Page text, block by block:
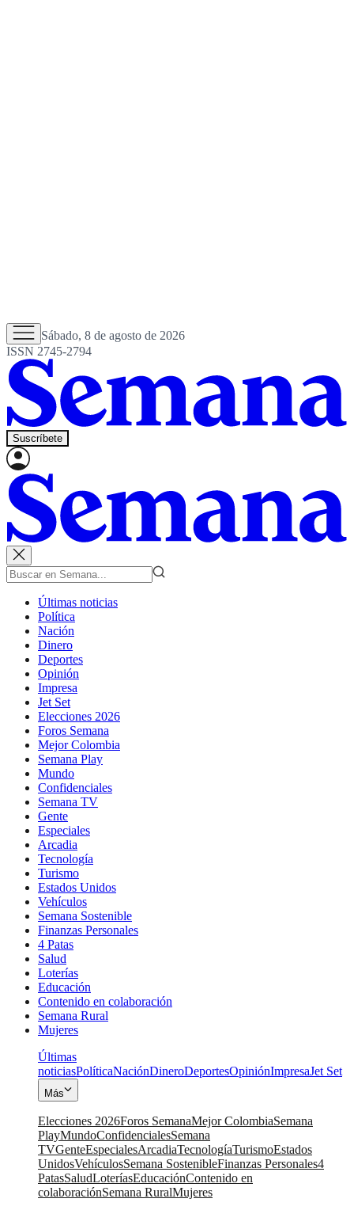
Sábado, 8 de agosto de 2026
ISSN 2745-2794
Suscríbete
Últimas noticias
Política
Nación
Dinero
Deportes
Opinión
Impresa
Jet Set
Elecciones 2026
Foros Semana
Mejor Colombia
Semana Play
Mundo
Confidenciales
Semana TV
Gente
Especiales
Arcadia
Tecnología
Turismo
Estados Unidos
Vehículos
Semana Sostenible
Finanzas Personales
4 Patas
Salud
Loterías
Educación
Contenido en colaboración
Semana Rural
Mujeres
Últimas
noticiasPolíticaNaciónDineroDeportesOpiniónImpresaJet Set
Más
Elecciones 2026Foros SemanaMejor ColombiaSemana
PlayMundoConfidencialesSemana
TVGenteEspecialesArcadiaTecnologíaTurismoEstados
UnidosVehículosSemana SostenibleFinanzas Personales4
PatasSaludLoteríasEducaciónContenido en
colaboraciónSemana RuralMujeres